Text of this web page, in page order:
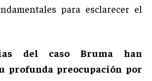
para esclarecer el
del caso Bruma han
profunda preocupación por